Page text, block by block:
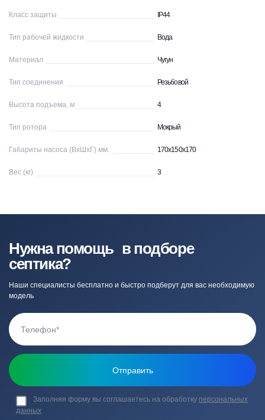
Класс защиты IP44
Тип рабочей жидкости Вода
Материал Чугун
Тип соединения Резьбовой
Высота подъема, м 4
Тип ротора Мокрый
Габариты насоса (ВхШхГ) мм. 170х150х170
Вес (кг) 3
Нужна помощь в подборе
септика?
Наши специалисты бесплатно и быстро подберут для вас необходимую
модель
Заполняя форму вы соглашаетесь на обработку персональных
данных